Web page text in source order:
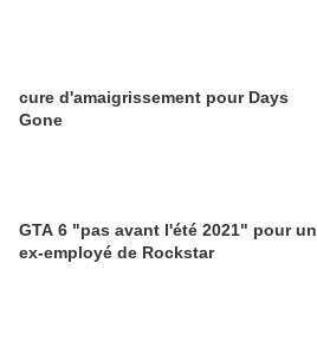
cure d'amaigrissement pour Days
Gone
GTA 6 "pas avant l'été 2021" pour un
ex-employé de Rockstar